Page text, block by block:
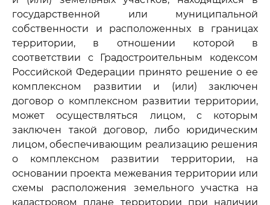
государственной или муниципальной
собственности и расположенных в границах
территории, в отношении которой в
соответствии с Градостроительным кодексом
Российской Федерации принято решение о ее
комплексном развитии и (или) заключен
договор о комплексном развитии территории,
может осуществляться лицом, с которым
заключен такой договор, либо юридическим
лицом, обеспечивающим реализацию решения
о комплексном развитии территории, на
основании проекта межевания территории или
схемы расположения земельного участка на
кадастровом плане территории при наличии